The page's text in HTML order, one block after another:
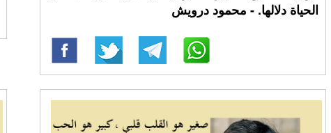
الحياة دلالها. - محمود درويش